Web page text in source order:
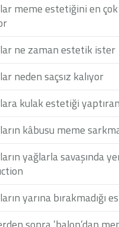
meme estetiğini en
ne zaman estetik ister
neden saçsız kalıyor
kulak estetiği
kâbusu meme
yağlarla savaşında
yarına bırakmadığı